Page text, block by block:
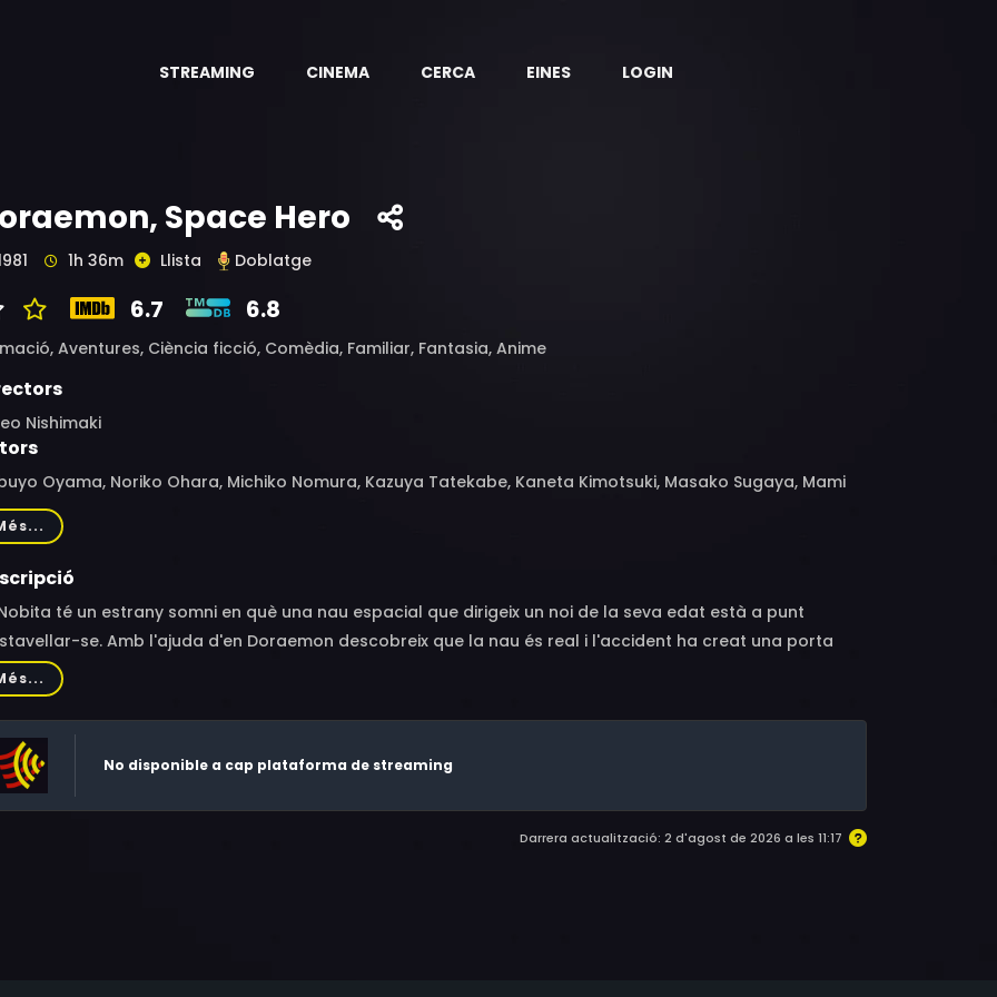
STREAMING CINEMA CERCA EINES LOGIN
Space Hero
1h 36m Llista Doblatge
6.7 6.8
Aventures, Ciència ficció, Comèdia, Familiar, Fantasia, Anime
Nishimaki
Oyama, Noriko Ohara, Michiko Nomura, Kazuya Tatekabe, Kaneta Kimotsuki, Masako Sugaya, Mami
Kazuko Sugiyama, Masayuki Kato, Sachiko Chijimatsu, Emiko Tsukada, Kenji Utsumi, Hidekatsu
Masao Imanishi, Koichi Kitamura, Tadao Futami, Eiko Yamada, Masahiro Sakuramoto, Naoki Tatsuta,
Futamata
té un estrany somni en què una nau espacial que dirigeix un noi de la seva edat està a punt
se. Amb l'ajuda d'en Doraemon descobreix que la nau és real i l'accident ha creat una porta
que l'uneix amb la seva habitació.
No disponible a cap plataforma de streaming
Darrera actualització: 2 d'agost de 2026 a les 11:17